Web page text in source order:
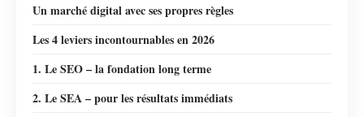
Un marché digital avec ses propres règles
Les 4 leviers incontournables en 2026
1. Le SEO – la fondation long terme
2. Le SEA – pour les résultats immédiats